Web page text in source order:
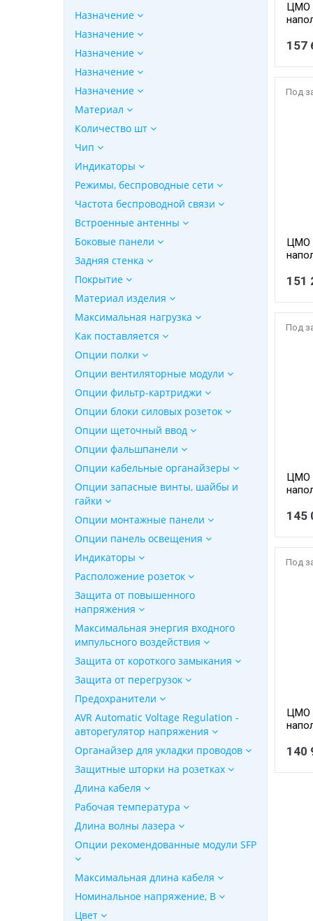
Назначение
Назначение
Назначение
Назначение
Назначение
Материал
Количество шт
Чип
Индикаторы
Режимы, беспроводные сети
Частота беспроводной связи
Встроенные антенны
Боковые панели
Задняя стенка
Покрытие
Материал изделия
Максимальная нагрузка
Как поставляется
Опции полки
Опции вентиляторные модули
Опции фильтр-картриджи
Опции блоки силовых розеток
Опции щеточный ввод
Опции фальшпанели
Опции кабельные органайзеры
Опции запасные винты, шайбы и
гайки
Опции монтажные панели
Опции панель освещения
Индикаторы
Расположение розеток
Защита от повышенного
напряжения
Максимальная энергия входного
импульсного воздействия
Защита от короткого замыкания
Защита от перегрузок
Предохранители
AVR Automatic Voltage Regulation -
авторегулятор напряжения
Органайзер для укладки проводов
Защитные шторки на розетках
Длина кабеля
Рабочая температура
Длина волны лазера
Опции рекомендованные модули SFP
Максимальная длина кабеля
Номинальное напряжение, В
Цвет
ЦМО
СП-
157
Под
ЦМО
151
Под
ЦМО
145
Под
ЦМО
СП-
140